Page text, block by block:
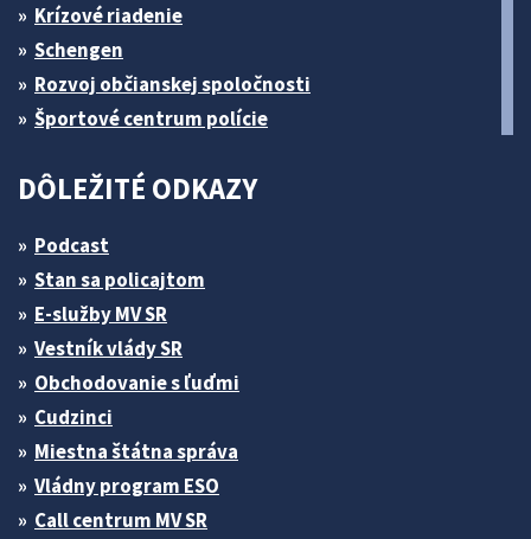
Krízové riadenie
Schengen
Rozvoj občianskej spoločnosti
Športové centrum polície
DÔLEŽITÉ ODKAZY
Podcast
Stan sa policajtom
E-služby MV SR
Vestník vlády SR
Obchodovanie s ľuďmi
Cudzinci
Miestna štátna správa
Vládny program ESO
Call centrum MV SR